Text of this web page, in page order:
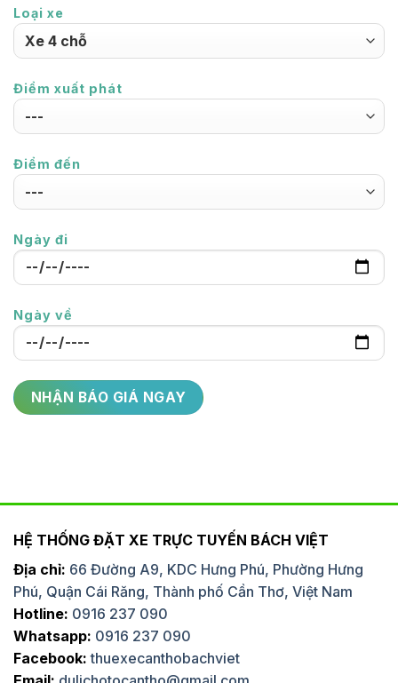
Loại xe
Điểm xuất phát
Điểm đến
Ngày đi
Ngày về
HỆ THỐNG ĐẶT XE TRỰC TUYẾN BÁCH VIỆT
Địa chỉ: 66 Đường A9, KDC Hưng Phú, Phường Hưng
Phú, Quận Cái Răng, Thành phố Cần Thơ, Việt Nam
Hotline: 0916 237 090
Whatsapp: 0916 237 090
Facebook: thuexecanthobachviet